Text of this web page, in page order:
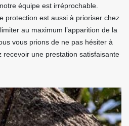
équipe est irréprochable.
protection est aussi à prioriser chez
au maximum l’apparition de la
vous prions de ne pas hésiter à
recevoir une prestation satisfaisante